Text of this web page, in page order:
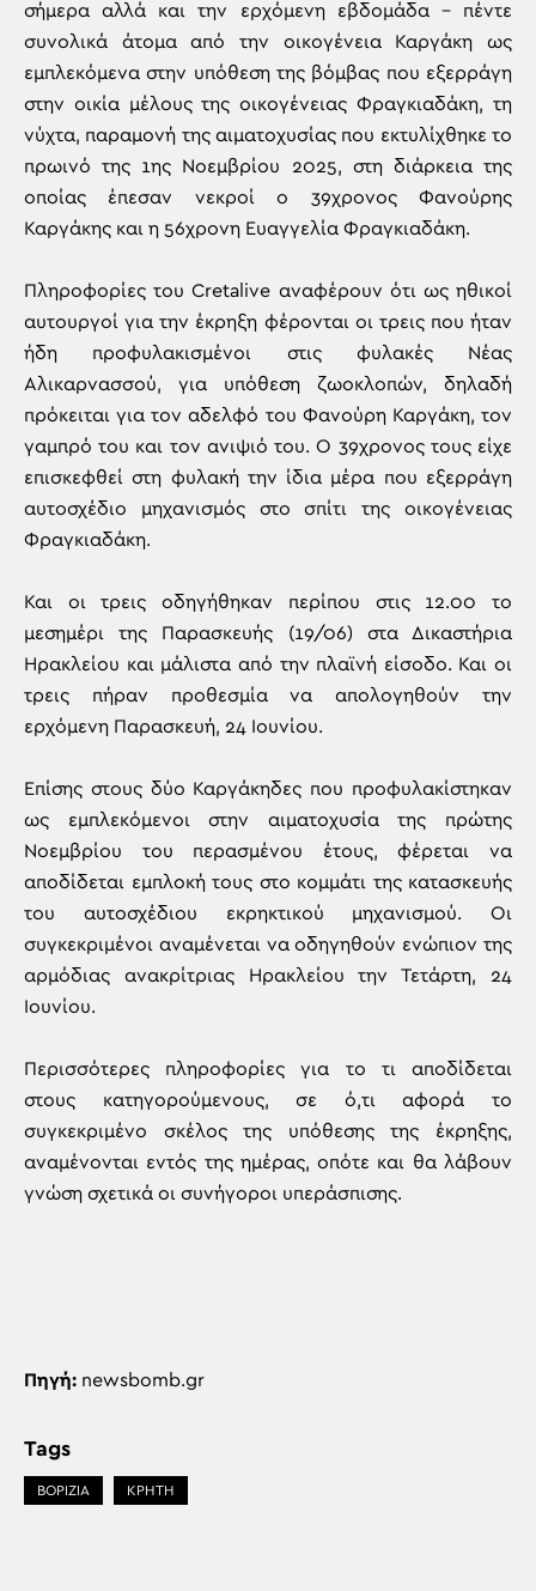
σήμερα αλλά και την ερχόμενη εβδομάδα – πέντε
συνολικά άτομα από την οικογένεια Καργάκη ως
εμπλεκόμενα στην υπόθεση της βόμβας που εξερράγη
στην οικία μέλους της οικογένειας Φραγκιαδάκη, τη
νύχτα, παραμονή της αιματοχυσίας που εκτυλίχθηκε το
πρωινό της 1ης Νοεμβρίου 2025, στη διάρκεια της
οποίας έπεσαν νεκροί ο 39χρονος Φανούρης
Καργάκης και η 56χρονη Ευαγγελία Φραγκιαδάκη.
Πληροφορίες του Cretalive αναφέρουν ότι ως ηθικοί
αυτουργοί για την έκρηξη φέρονται οι τρεις που ήταν
ήδη προφυλακισμένοι στις φυλακές Νέας
Αλικαρνασσού, για υπόθεση ζωοκλοπών, δηλαδή
πρόκειται για τον αδελφό του Φανούρη Καργάκη, τον
γαμπρό του και τον ανιψιό του. Ο 39χρονος τους είχε
επισκεφθεί στη φυλακή την ίδια μέρα που εξερράγη
αυτοσχέδιο μηχανισμός στο σπίτι της οικογένειας
Φραγκιαδάκη.
Και οι τρεις οδηγήθηκαν περίπου στις 12.00 το
μεσημέρι της Παρασκευής (19/06) στα Δικαστήρια
Ηρακλείου και μάλιστα από την πλαϊνή είσοδο. Και οι
τρεις πήραν προθεσμία να απολογηθούν την
ερχόμενη Παρασκευή, 24 Ιουνίου.
Επίσης στους δύο Καργάκηδες που προφυλακίστηκαν
ως εμπλεκόμενοι στην αιματοχυσία της πρώτης
Νοεμβρίου του περασμένου έτους, φέρεται να
αποδίδεται εμπλοκή τους στο κομμάτι της κατασκευής
του αυτοσχέδιου εκρηκτικού μηχανισμού. Οι
συγκεκριμένοι αναμένεται να οδηγηθούν ενώπιον της
αρμόδιας ανακρίτριας Ηρακλείου την Τετάρτη, 24
Ιουνίου.
Περισσότερες πληροφορίες για το τι αποδίδεται
στους κατηγορούμενους, σε ό,τι αφορά το
συγκεκριμένο σκέλος της υπόθεσης της έκρηξης,
αναμένονται εντός της ημέρας, οπότε και θα λάβουν
γνώση σχετικά οι συνήγοροι υπεράσπισης.
Πηγή: newsbomb.gr
Tags
ΒΟΡΙΖΙΑ ΚΡΗΤΗ